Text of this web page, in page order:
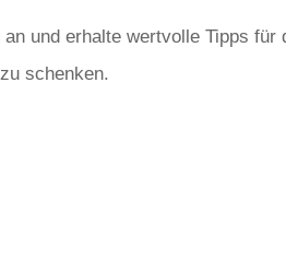
an und erhalte wertvolle Tipps für
schenken.